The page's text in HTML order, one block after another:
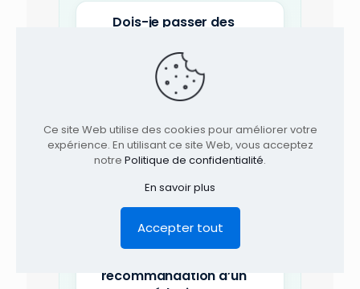
Dois-je passer des
recevoir des soins à la
clinique TAGMED?
Comment me préparer à
la première visite à la
clinique TAGMED ?
Vos traitements, à la
clinique TAGMED,
recommandation d’un
Ce site Web utilise des cookies pour améliorer votre
expérience. En utilisant ce site Web, vous acceptez
notre Politique de confidentialité.
En savoir plus
Accepter tout